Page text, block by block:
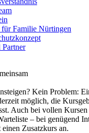
Familie Nürtingen
Partner
Kein Problem:
möglich, die
Auch bei vollen
– bei genügend
Zusatzkurs an.